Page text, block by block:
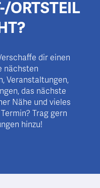
ORTSTEIL
dir einen
nächsten
Veranstaltungen,
das nächste
Nähe und vieles
Trag gern
hinzu!